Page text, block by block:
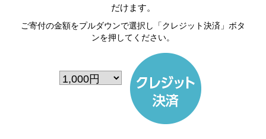
だけます。
ご寄付の金額をプルダウンで選択し「クレジット決済」ボタ
ンを押してください。